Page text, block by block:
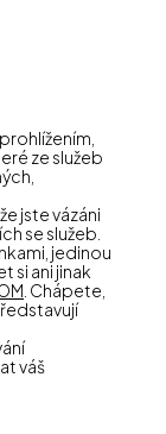
prohlížením,
ze služeb
jste vázáni
se služeb.
jedinou
si ani jinak
. Chápete,
váš